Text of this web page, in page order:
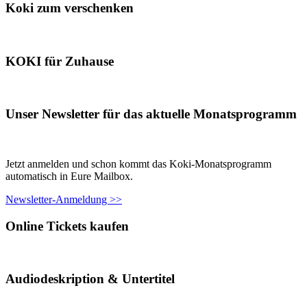
Koki zum verschenken
KOKI für Zuhause
Unser Newsletter für das aktuelle Monatsprogramm
Jetzt anmelden und schon kommt das Koki-Monatsprogramm
automatisch in Eure Mailbox.
Newsletter-Anmeldung >>
Online Tickets kaufen
Audiodeskription & Untertitel